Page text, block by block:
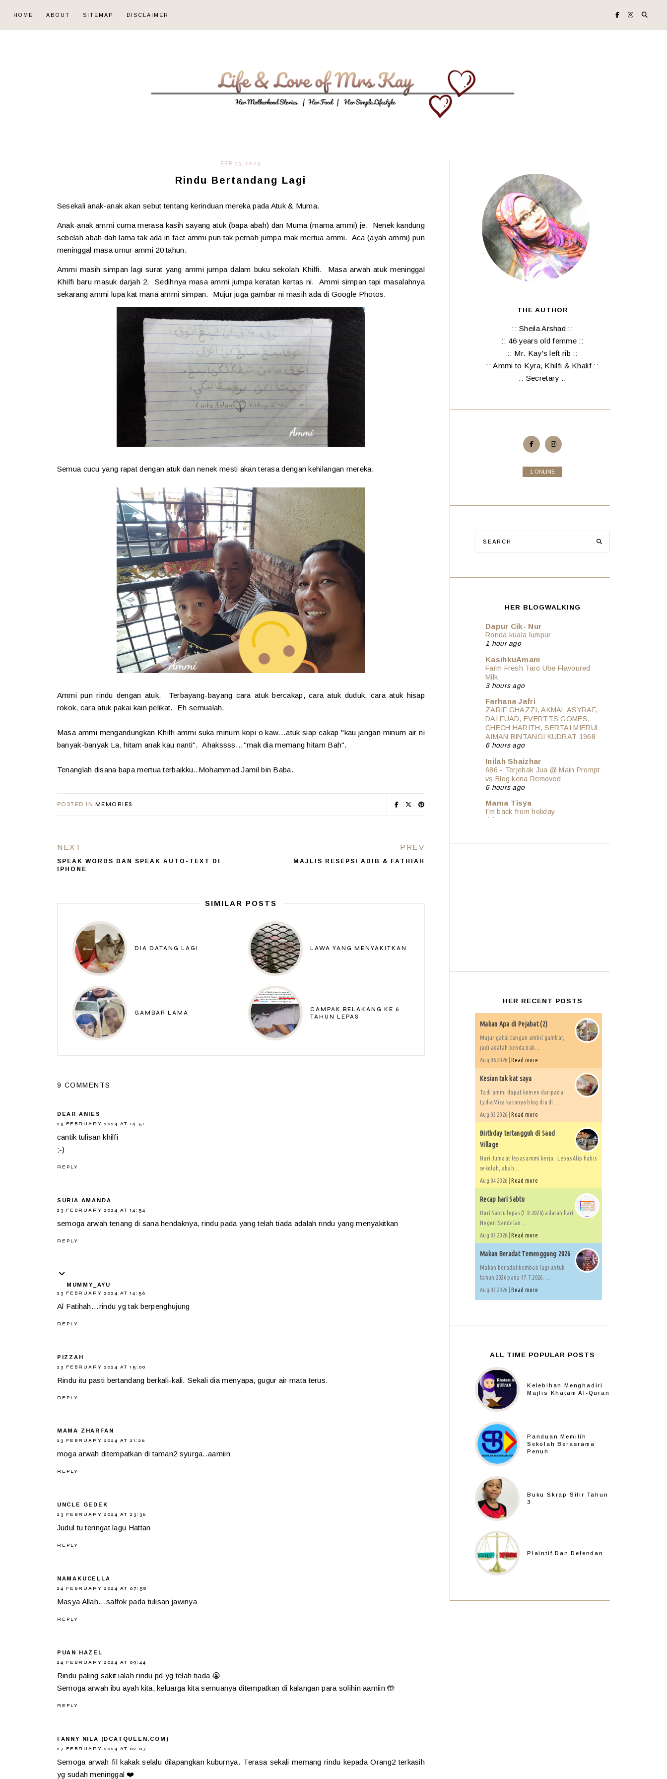
HOME ABOUT SITEMAP DISCLAIMER
FEB 23, 2024
Rindu Bertandang Lagi
Sesekali anak-anak akan sebut tentang kerinduan mereka pada Atuk & Muma.
Anak-anak ammi cuma merasa kasih sayang atuk (bapa abah) dan Muma (mama ammi) je. Nenek kandung
sebelah abah dah lama tak ada in fact ammi pun tak pernah jumpa mak mertua ammi. Aca (ayah ammi) pun
meninggal masa umur ammi 20 tahun.
Ammi masih simpan lagi surat yang ammi jumpa dalam buku sekolah Khilfi. Masa arwah atuk meninggal
Khilfi baru masuk darjah 2. Sedihnya masa ammi jumpa keratan kertas ni. Ammi simpan tapi masalahnya
sekarang ammi lupa kat mana ammi simpan. Mujur juga gambar ni masih ada di Google Photos.
Semua cucu yang rapat dengan atuk dan nenek mesti akan terasa dengan kehilangan mereka.
Ammi pun rindu dengan atuk. Terbayang-bayang cara atuk bercakap, cara atuk duduk, cara atuk hisap
rokok, cara atuk pakai kain pelikat. Eh semualah.
Masa ammi mengandungkan Khilfi ammi suka minum kopi o kaw...atuk siap cakap "kau jangan minum air ni
banyak-banyak La, hitam anak kau nanti". Ahakssss..."mak dia memang hitam Bah".
Tenanglah disana bapa mertua terbaikku..Mohammad Jamil bin Baba.
POSTED IN MEMORIES
NEXT
SPEAK WORDS DAN SPEAK AUTO-TEXT DI
IPHONE
PREV
MAJLIS RESEPSI ADIB & FATHIAH
SIMILAR POSTS
DIA DATANG LAGI LAWA YANG MENYAKITKAN
GAMBAR LAMA
CAMPAK BELAKANG KE 6
TAHUN LEPAS
9 COMMENTS
DEAR ANIES
23 FEBRUARY 2024 AT 14:51
cantik tulisan khilfi
;-)
REPLY
SURIA AMANDA
23 FEBRUARY 2024 AT 14:54
semoga arwah tenang di sana hendaknya, rindu pada yang telah tiada adalah rindu yang menyakitkan
REPLY
MUMMY_AYU
23 FEBRUARY 2024 AT 14:56
Al Fatihah...rindu yg tak berpenghujung
REPLY
PIZZAH
23 FEBRUARY 2024 AT 15:00
Rindu itu pasti bertandang berkali-kali. Sekali dia menyapa, gugur air mata terus.
REPLY
MAMA ZHARFAN
23 FEBRUARY 2024 AT 21:26
moga arwah ditempatkan di taman2 syurga..aamiin
REPLY
UNCLE GEDEK
23 FEBRUARY 2024 AT 23:36
Judul tu teringat lagu Hattan
REPLY
NAMAKUCELLA
24 FEBRUARY 2024 AT 07:58
Masya Allah...salfok pada tulisan jawinya
REPLY
PUAN HAZEL
24 FEBRUARY 2024 AT 09:44
Rindu paling sakit ialah rindu pd yg telah tiada 😭
Semoga arwah ibu ayah kita, keluarga kita semuanya ditempatkan di kalangan para solihin aamiin 🤲
REPLY
FANNY NILA (DCATQUEEN.COM)
27 FEBRUARY 2024 AT 02:07
Semoga arwah fil kakak selalu dilapangkan kuburnya. Terasa sekali memang rindu kepada Orang2 terkasih
yg sudah meninggal ❤️
THE AUTHOR
:: Sheila Arshad ::
:: 46 years old femme ::
:: Mr. Kay's left rib ::
:: Ammi to Kyra, Khilfi & Khalif ::
:: Secretary ::
1 ONLINE
HER BLOGWALKING
Dapur Cik- Nur
Ronda kuala lumpur
1 hour ago
KasihkuAmani
Farm Fresh Taro Ube Flavoured
Milk
3 hours ago
Farhana Jafri
ZARIF GHAZZI, AKMAL ASYRAF,
DAI FUAD, EVERTTS GOMES,
CHECH HARITH, SERTAI MIERUL
AIMAN BINTANGI KUDRAT 1968
6 hours ago
Inilah Shaizhar
686 - Terjebak Jua @ Main Prompt
vs Blog kena Removed
6 hours ago
Mama Tisya
I'm back from holiday
6 hours ago
HER RECENT POSTS
Makan Apa di Pejabat (2)
Mujur gatal tangan ambil gambar,
jadi adalah benda nak...
Aug 06 2026 | Read more
Kesian tak kat saya
Tadi ammi dapat komen daripada
LydiaMiza katanya blog dia di...
Aug 05 2026 | Read more
Birthday tertangguh di Sand
Village
Hari Jumaat lepas ammi kerja. Lepas Alip habis
sekolah, abah...
Aug 04 2026 | Read more
Recap hari Sabtu
Hari Sabtu lepas (1.8.2026) adalah hari
Negeri Sembilan...
Aug 03 2026 | Read more
Makan Beradat Temenggung 2026
Makan beradat kembali lagi untuk
tahun 2026 pada 17.7.2026. ...
Aug 03 2026 | Read more
ALL TIME POPULAR POSTS
Kelebihan Menghadiri
Majlis Khatam Al-Quran
Panduan Memilih
Sekolah Berasrama
Penuh
Buku Skrap Sifir Tahun
3
Plaintif Dan Defendan